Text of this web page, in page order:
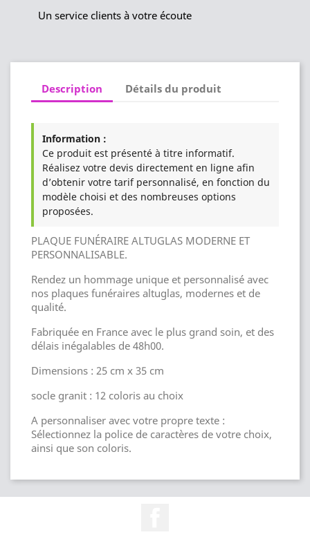
Un service clients à votre écoute
Description Détails du produit
Information :
Ce produit est présenté à titre informatif.
Réalisez votre devis directement en ligne afin
d’obtenir votre tarif personnalisé, en fonction du
modèle choisi et des nombreuses options
proposées.
PLAQUE FUNÉRAIRE ALTUGLAS MODERNE ET
PERSONNALISABLE.
Rendez un hommage unique et personnalisé avec
nos plaques funéraires altuglas, modernes et de
qualité.
Fabriquée en France avec le plus grand soin, et des
délais inégalables de 48h00.
Dimensions : 25 cm x 35 cm
socle granit : 12 coloris au choix
A personnaliser avec votre propre texte :
Sélectionnez la police de caractères de votre choix,
ainsi que son coloris.